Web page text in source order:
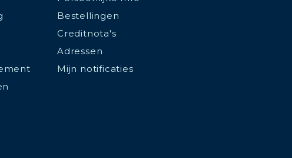
Bestellingen
Creditnota's
Adressen
Mijn notificaties
Personnalisez vos préférences pour contrôler la manière